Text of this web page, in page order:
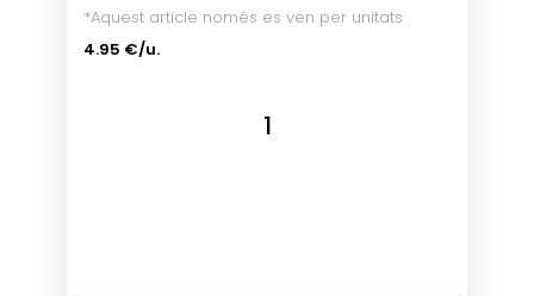
*Aquest article només es ven per unitats
4.95 €/u.